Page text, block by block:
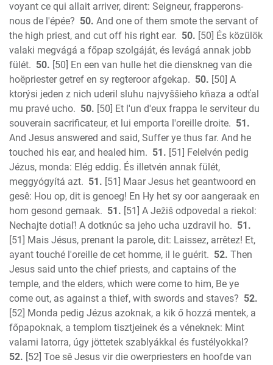
voyant ce qui allait arriver, dirent: Seigneur, frapperons-
nous de l'épée? 50. And one of them smote the servant of
the high priest, and cut off his right ear. 50. [50] És közülök
valaki megvágá a főpap szolgáját, és levágá annak jobb
fülét. 50. [50] En een van hulle het die dienskneg van die
hoëpriester getref en sy regteroor afgekap. 50. [50] A
ktorýsi jeden z nich uderil sluhu najvyššieho kňaza a odťal
mu pravé ucho. 50. [50] Et l'un d'eux frappa le serviteur du
souverain sacrificateur, et lui emporta l'oreille droite. 51.
And Jesus answered and said, Suffer ye thus far. And he
touched his ear, and healed him. 51. [51] Felelvén pedig
Jézus, monda: Elég eddig. És illetvén annak fülét,
meggyógyítá azt. 51. [51] Maar Jesus het geantwoord en
gesê: Hou op, dit is genoeg! En Hy het sy oor aangeraak en
hom gesond gemaak. 51. [51] A Ježiš odpovedal a riekol:
Nechajte dotiaľ! A dotknúc sa jeho ucha uzdravil ho. 51.
[51] Mais Jésus, prenant la parole, dit: Laissez, arrêtez! Et,
ayant touché l'oreille de cet homme, il le guérit. 52. Then
Jesus said unto the chief priests, and captains of the
temple, and the elders, which were come to him, Be ye
come out, as against a thief, with swords and staves? 52.
[52] Monda pedig Jézus azoknak, a kik ő hozzá mentek, a
főpapoknak, a templom tisztjeinek és a véneknek: Mint
valami latorra, úgy jöttetek szablyákkal és fustélyokkal?
52. [52] Toe sê Jesus vir die owerpriesters en hoofde van